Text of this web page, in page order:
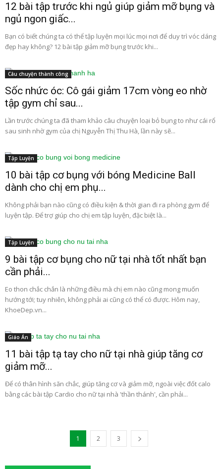
12 bài tập trước khi ngủ giúp giảm mỡ bụng và
ngủ ngon giấc...
Bạn có biết chúng ta có thể tập luyện mọi lúc mọi nơi để duy trì vóc dáng
đẹp hay không? 12 bài tập giảm mỡ bụng trước khi...
Câu chuyện thành công
Sốc nhức óc: Cô gái giảm 17cm vòng eo nhờ
tập gym chỉ sau...
Lần trước chúng ta đã tham khảo câu chuyện loại bỏ bụng to như cái rổ
sau sinh nhờ gym của chị Nguyễn Thị Thu Hà, lần này sẽ...
Tập Luyện
10 bài tập cơ bụng với bóng Medicine Ball
dành cho chị em phụ...
Không phải bạn nào cũng có điều kiện & thời gian đi ra phòng gym để
luyện tập. Để trợ giúp cho chị em tập luyện, đặc biệt là...
Tập Luyện
9 bài tập cơ bụng cho nữ tại nhà tốt nhất bạn
cần phải...
Eo thon chắc chắn là những điều mà chị em nào cũng mong muốn
hướng tới; tuy nhiên, không phải ai cũng có thể có được. Hôm nay,
KhoeDep.vn...
Giáo Án
11 bài tập tạ tay cho nữ tại nhà giúp tăng cơ
giảm mỡ...
Để có thân hình săn chắc, giúp tăng cơ và giảm mỡ, ngoài việc đốt calo
bằng các bài tập Cardio cho nữ tại nhà 'thần thánh', cần phải...
1 2 3